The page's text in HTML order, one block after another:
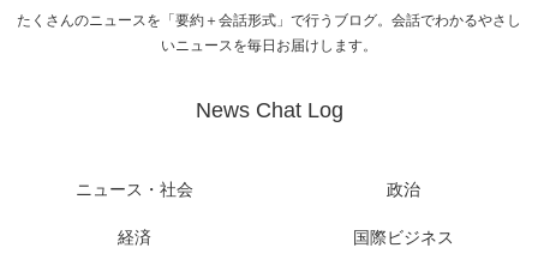
たくさんのニュースを「要約＋会話形式」で行うブログ。会話でわかるやさし
いニュースを毎日お届けします。
News Chat Log
ニュース・社会 政治
経済 国際ビジネス